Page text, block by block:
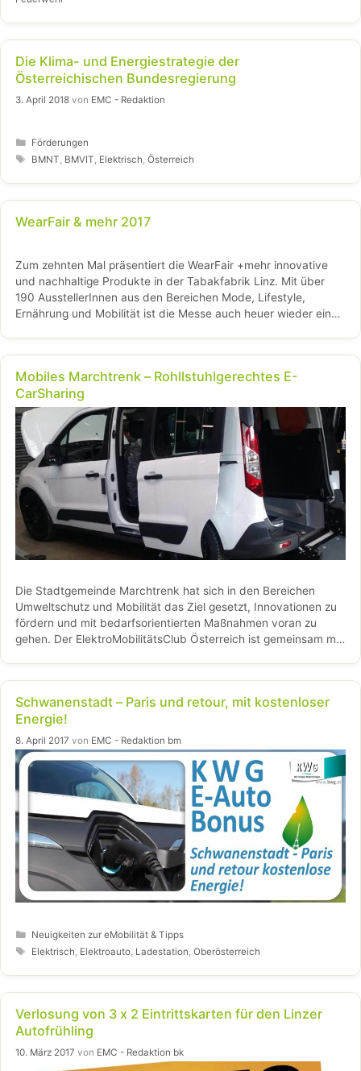
Die Klima- und Energiestrategie der
Österreichischen Bundesregierung
3. April 2018 von EMC - Redaktion
Kategorien
Förderungen
Schlagwörter
BMNT, BMVIT, Elektrisch,Österreich
WearFair & mehr 2017
Zum zehnten Mal präsentiert die WearFair +mehr innovative
und nachhaltige Produkte in der Tabakfabrik Linz. Mit über
190 AusstellerInnen aus den Bereichen Mode, Lifestyle,
Ernährung und Mobilität ist die Messe auch heuer wieder ein
Mobiles Marchtrenk – Rohllstuhlgerechtes E-
CarSharing
Die Stadtgemeinde Marchtrenk hat sich in den Bereichen
Umweltschutz und Mobilität das Ziel gesetzt, Innovationen zu
fördern und mit bedarfsorientierten Maßnahmen voran zu
gehen. Der ElektroMobilitätsClub Österreich ist gemeinsam mit
Schwanenstadt – Paris und retour, mit kostenloser
Energie!
8. April 2017 von EMC - Redaktion bm
Kategorien
Neuigkeiten zur eMobilität & Tipps
Schlagwörter
Elektrisch Elektroauto Ladestation ,Oberösterreich
Verlosung von 3 x 2 Eintrittskarten für den Linzer
Autofrühling
10. März 2017 von EMC - Redaktion bk